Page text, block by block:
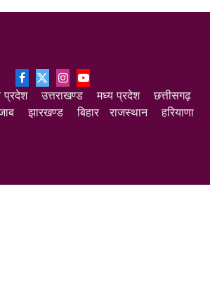
Facebook
X
(Twitter)
InstagramYouTube
प्रदेश उत्तराखण्ड मध्य प्रदेश
छत्तीसगढ़
झारखण्ड बिहार राजस्थान हरियाणा